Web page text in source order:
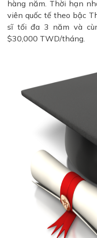
hàng năm. Thời hạn
viên quốc tế theo bậc
sĩ tối đa 3 năm và
$30,000 TWD/tháng.